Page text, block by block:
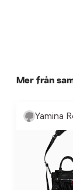
Mer från